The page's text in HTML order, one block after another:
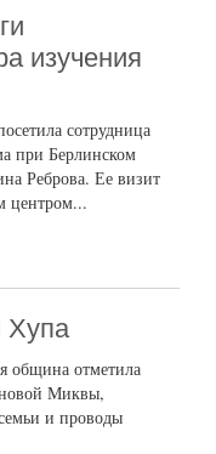
изучения
сотрудница
при Берлинском
Реброва. Ее визит
центром...
Хупа
община отметила
Миквы,
и проводы